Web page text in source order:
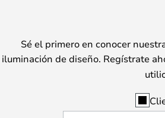
Sé el primero en conocer
iluminación de diseño. Regístrate